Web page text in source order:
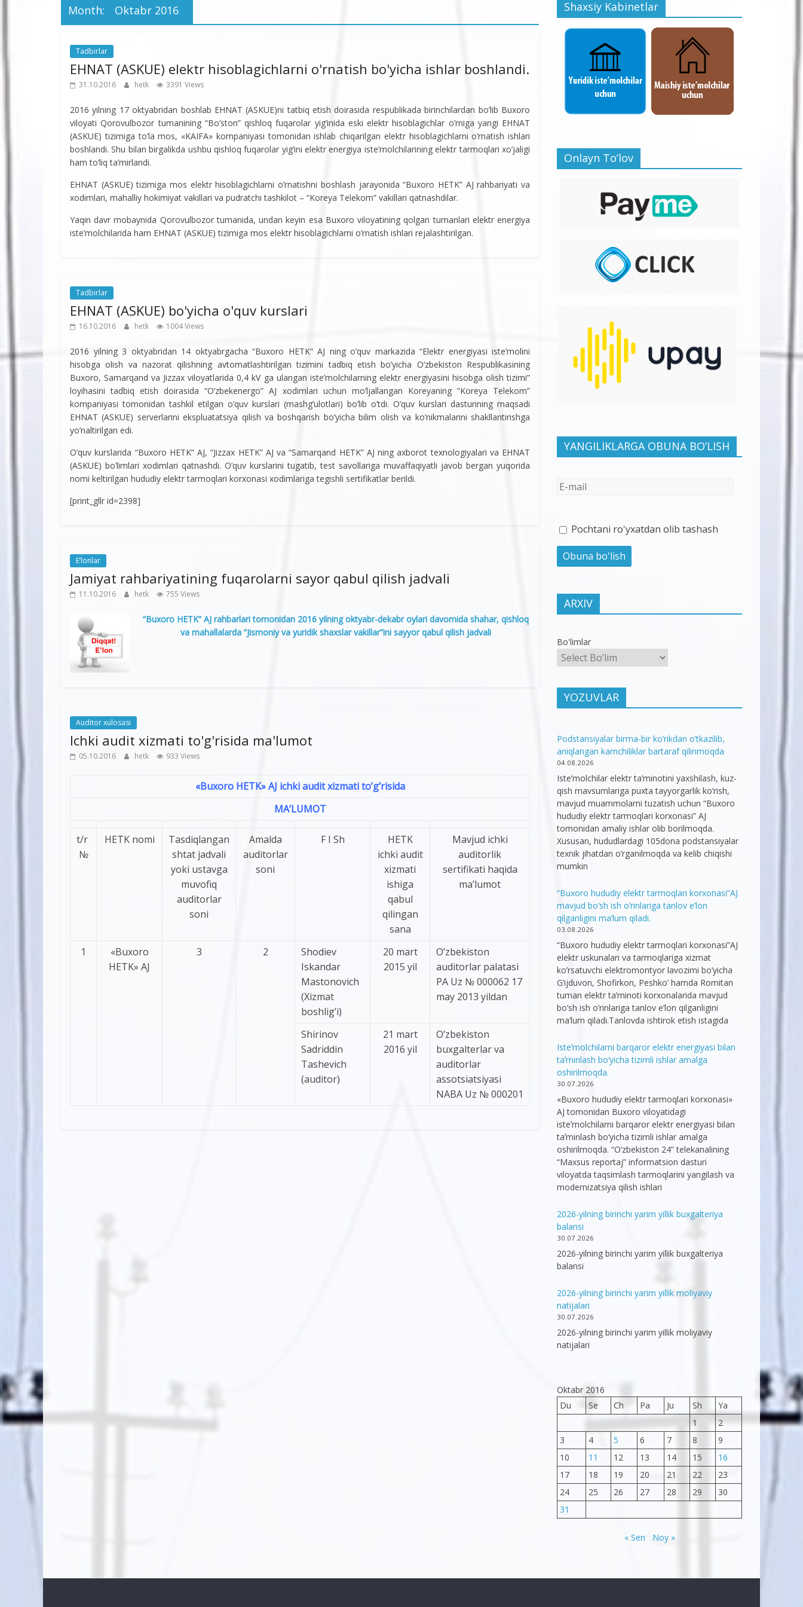
Month: Oktabr 2016
Tadbirlar
EHNAT (ASKUE) elektr hisoblagichlarni o'rnatish bo'yicha ishlar boshlandi.
31.10.2016 hetk 3391 Views
2016 yilning 17 oktyabridan boshlab EHNAT (ASKUE)ni tatbiq etish doirasida respublikada birinchilardan bo’lib Buxoro
viloyati Qorovulbozor tumanining “Bo’ston” qishloq fuqarolar yig’inida eski elektr hisoblagichlar o’rniga yangi EHNAT
(ASKUE) tizimiga to’la mos, «KAIFA» kompaniyasi tomonidan ishlab chiqarilgan elektr hisoblagichlarni o’rnatish ishlari
boshlandi. Shu bilan birgalikda ushbu qishloq fuqarolar yig’ini elektr energiya iste’molchilarining elektr tarmoqlari xo’jaligi
ham to’liq ta’mirlandi.
EHNAT (ASKUE) tizimiga mos elektr hisoblagichlarni o’rnatishni boshlash jarayonida “Buxoro HETK” AJ rahbariyati va
xodimlari, mahalliy hokimiyat vakillari va pudratchi tashkilot – “Koreya Telekom” vakillari qatnashdilar.
Yaqin davr mobaynida Qorovulbozor tumanida, undan keyin esa Buxoro viloyatining qolgan tumanlari elektr energiya
iste’molchilarida ham EHNAT (ASKUE) tizimiga mos elektr hisoblagichlarni o’rnatish ishlari rejalashtirilgan.
Tadbirlar
EHNAT (ASKUE) bo'yicha o'quv kurslari
16.10.2016 hetk 1004 Views
2016 yilning 3 oktyabridan 14 oktyabrgacha “Buxoro HETK” AJ ning o’quv markazida “Elektr energiyasi iste’molini
hisobga olish va nazorat qilishning avtomatlashtirilgan tizimini tadbiq etish bo’yicha O’zbekiston Respublikasining
Buxoro, Samarqand va Jizzax viloyatlarida 0,4 kV ga ulangan iste’molchilarning elektr energiyasini hisobga olish tizimi”
loyihasini tadbiq etish doirasida “O’zbekenergo” AJ xodimlari uchun mo’ljallangan Koreyaning “Koreya Telekom”
kompaniyasi tomonidan tashkil etilgan o’quv kurslari (mashg’ulotlari) bo’lib o’tdi. O’quv kurslari dasturining maqsadi
EHNAT (ASKUE) serverlarini ekspluatatsiya qilish va boshqarish bo’yicha bilim olish va ko’nikmalarini shakllantirishga
yo’naltirilgan edi.
O’quv kurslarida “Buxoro HETK” AJ, “Jizzax HETK” AJ va “Samarqand HETK” AJ ning axborot texnologiyalari va EHNAT
(ASKUE) bo’limlari xodimlari qatnashdi. O’quv kurslarini tugatib, test savollariga muvaffaqiyatli javob bergan yuqorida
nomi keltirilgan hududiy elektr tarmoqlari korxonasi xodimlariga tegishli sertifikatlar berildi.
[print_gllr id=2398]
E’lonlar
Jamiyat rahbariyatining fuqarolarni sayor qabul qilish jadvali
11.10.2016 hetk 755 Views
“Buxoro HETK” AJ rahbarlari tomonidan 2016 yilning oktyabr-dekabr oylari davomida shahar, qishloq
va mahallalarda “Jismoniy va yuridik shaxslar vakillar”ini sayyor qabul qilish jadvali
Auditor xulosasi
Ichki audit xizmati to'g'risida ma'lumot
05.10.2016 hetk 933 Views
«Buxoro HETK» AJ ichki audit xizmati to’g’risida
MA’LUMOT
t/r
№
HETK nomi
Tasdiqlangan
shtat jadvali
yoki ustavga
muvofiq
auditorlar
soni
Amalda
auditorlar
soni
F I Sh
HETK
ichki audit
xizmati
ishiga
qabul
qilingan
sana
Mavjud ichki
auditorlik
sertifikati haqida
ma’lumot
1
«Buxoro
HETK» AJ
3 2
Shodiev
Iskandar
Mastonovich
(Xizmat
boshlig’i)
20 mart
2015 yil
O’zbekiston
auditorlar palatasi
PA Uz № 000062 17
may 2013 yildan
Shirinov
Sadriddin
Tashevich
(auditor)
21 mart
2016 yil
O’zbekiston
buxgalterlar va
auditorlar
assotsiatsiyasi
NABA Uz № 000201
Shaxsiy Kabinetlar
Onlayn To’lov
YANGILIKLARGA OBUNA BO’LISH
Pochtani ro'yxatdan olib tashash
ARXIV
Bo'limlar
YOZUVLAR
Podstansiyalar birma-bir ko’rikdan o’tkazilib,
aniqlangan kamchiliklar bartaraf qilinmoqda
04.08.2026
Iste’molchilar elektr ta’minotini yaxshilash, kuz-
qish mavsumlariga puxta tayyorgarlik ko‘rish,
mavjud muammolarni tuzatish uchun “Buxoro
hududiy elektr tarmoqlari korxonasi” AJ
tomonidan amaliy ishlar olib borilmoqda.
Xususan, hududlardagi 105dona podstansiyalar
texnik jihatdan o’rganilmoqda va kelib chiqishi
mumkin
“Buxoro hududiy elektr tarmoqlari korxonasi”AJ
mavjud bo’sh ish o’rinlariga tanlov e’lon
qilganligini ma’lum qiladi.
03.08.2026
“Buxoro hududiy elektr tarmoqlari korxonasi”AJ
elektr uskunalari va tarmoqlariga xizmat
ko’rsatuvchi elektromontyor lavozimi bo’yicha
G’ijduvon, Shofirkon, Peshko’ hamda Romitan
tuman elektr ta’minoti korxonalarida mavjud
bo’sh ish o’rinlariga tanlov e’lon qilganligini
ma’lum qiladi.Tanlovda ishtirok etish istagida
Isteʼmolchilarni barqaror elektr energiyasi bilan
taʼminlash bo‘yicha tizimli ishlar amalga
oshirilmoqda.
30.07.2026
«Buxoro hududiy elektr tarmoqlari korxonasi»
AJ tomonidan Buxoro viloyatidagi
isteʼmolchilarni barqaror elektr energiyasi bilan
taʼminlash bo‘yicha tizimli ishlar amalga
oshirilmoqda. “O’zbekiston 24” telekanalining
“Maxsus reportaj” informatsion dasturi
viloyatda taqsimlash tarmoqlarini yangilash va
modernizatsiya qilish ishlari
2026-yilning birinchi yarim yillik buxgalteriya
balansi
30.07.2026
2026-yilning birinchi yarim yillik buxgalteriya
balansi
2026-yilning birinchi yarim yillik moliyaviy
natijalari
30.07.2026
2026-yilning birinchi yarim yillik moliyaviy
natijalari
Oktabr 2016
Du
Se Ch Pa Ju Sh
Ya
1
2
3
4 5 6 7 8
9
10
11 12 13 14 15
16
17
18 19 20 21 22
23
24
25 26 27 28 29
30
31
« Sen Noy »